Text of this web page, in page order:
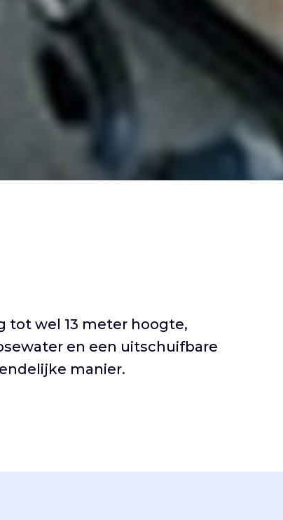
tot wel 13 meter hoogte,
en een uitschuifbare
manier.